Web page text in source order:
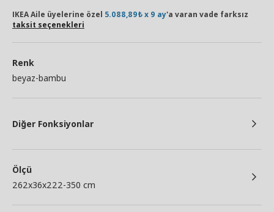
IKEA Aile üyelerine özel 5.088,89₺ x 9 ay'a varan vade farksız
taksit seçenekleri
Renk
beyaz-bambu
Diğer Fonksiyonlar
Ölçü
262x36x222-350 cm